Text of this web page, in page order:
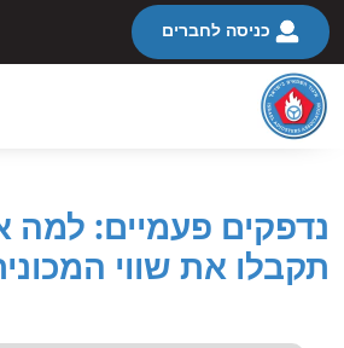
כניסה לחברים
נדפקים פעמיים:
תקבלו את שווי